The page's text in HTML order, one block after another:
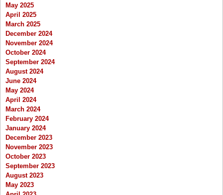
May 2025
April 2025
March 2025
December 2024
November 2024
October 2024
September 2024
August 2024
June 2024
May 2024
April 2024
March 2024
February 2024
January 2024
December 2023
November 2023
October 2023
September 2023
August 2023
May 2023